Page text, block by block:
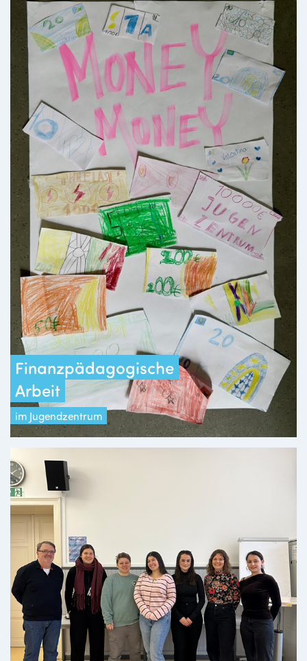
Finanzpädagogische
Arbeit
im Jugendzentrum